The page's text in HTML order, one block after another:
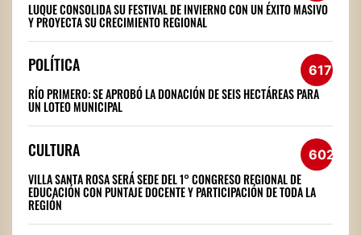
LUQUE CONSOLIDA SU FESTIVAL DE INVIERNO CON UN ÉXITO MASIVO
Y PROYECTA SU CRECIMIENTO REGIONAL
POLÍTICA 617
RÍO PRIMERO: SE APROBÓ LA DONACIÓN DE SEIS HECTÁREAS PARA
UN LOTEO MUNICIPAL
CULTURA 602
VILLA SANTA ROSA SERÁ SEDE DEL 1° CONGRESO REGIONAL DE
EDUCACIÓN CON PUNTAJE DOCENTE Y PARTICIPACIÓN DE TODA LA
REGIÓN